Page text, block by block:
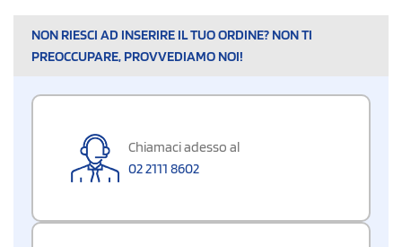
NON RIESCI AD INSERIRE IL TUO ORDINE? NON TI
PREOCCUPARE, PROVVEDIAMO NOI!
Chiamaci adesso al
02 2111 8602